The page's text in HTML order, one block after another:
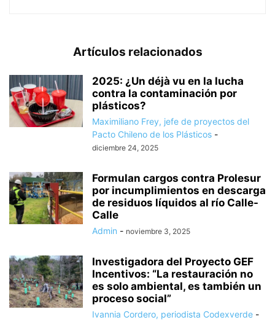
Artículos relacionados
2025: ¿Un déjà vu en la lucha
contra la contaminación por
plásticos?
Maximiliano Frey, jefe de proyectos del
Pacto Chileno de los Plásticos -
diciembre 24, 2025
Formulan cargos contra Prolesur
por incumplimientos en descarga
de residuos líquidos al río Calle-
Calle
Admin - noviembre 3, 2025
Investigadora del Proyecto GEF
Incentivos: “La restauración no
es solo ambiental, es también un
proceso social”
Ivannia Cordero, periodista Codexverde -